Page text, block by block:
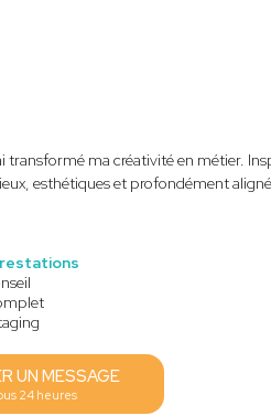
transformé ma créativité en métier.
esthétiques et profondément
UN MESSAGE
24 heures